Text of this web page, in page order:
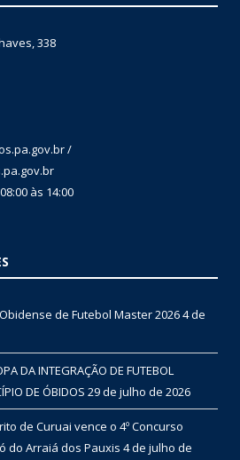
338
/
às 14:00
de Futebol Master 20264 de
DA INTEGRAÇÃO DE FUTEBOL
DE ÓBIDOS 29 de julho de 2026
de Curuai vence o 4º Concurso
do Arraiá dos Pauxis 4 de julho de